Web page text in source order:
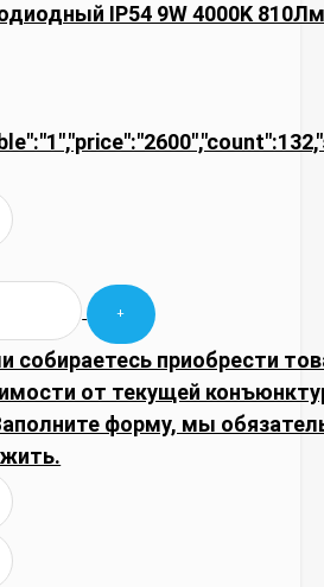
IP54 9W 4000K
собираетесь приобрести
от текущей
форму, мы